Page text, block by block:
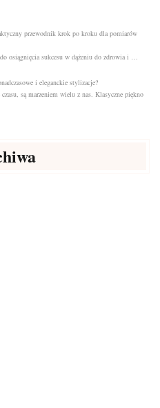
przewodnik krok po kroku dla pomiarów
osiągnięcia sukcesu w dążeniu do zdrowia i …
i eleganckie stylizacje?
są marzeniem wielu z nas. Klasyczne piękno